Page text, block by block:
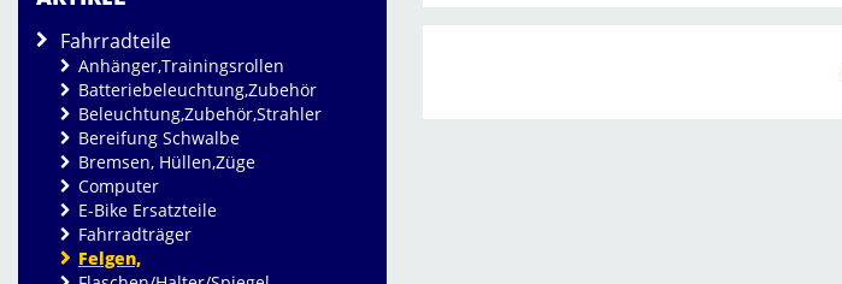
Fahrradteile
Anhänger,Trainingsrollen
Batteriebeleuchtung,Zubehör
Beleuchtung,Zubehör,Strahler
Bereifung Schwalbe
Bremsen, Hüllen,Züge
Computer
E-Bike Ersatzteile
Fahrradträger
Felgen,